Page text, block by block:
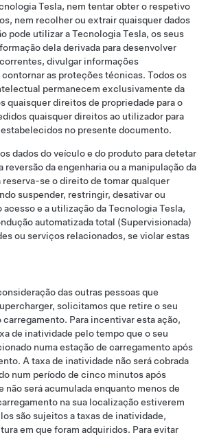
Tesla, nem tentar obter o respetivo
nem recolher ou extrair quaisquer dados
pode utilizar a Tecnologia Tesla, os seus
dela derivada para desenvolver
divulgar informações
as proteções técnicas. Todos os
permanecem exclusivamente da
quaisquer direitos de propriedade para o
quaisquer direitos ao utilizador para
no presente documento.
dados do veículo e do produto para detetar
reversão da engenharia ou a manipulação da
reserva-se o direito de tomar qualquer
suspender, restringir, desativar ou
e a utilização da Tecnologia Tesla,
automatizada total (Supervisionada)
ou serviços relacionados, se violar estas
das outras pessoas que
solicitamos que retire o seu
Para incentivar esta ação,
de inatividade pelo tempo que o seu
numa estação de carregamento após
A taxa de inatividade não será cobrada
num período de cinco minutos após
será acumulada enquanto menos de
na sua localização estiverem
são sujeitos a taxas de inatividade,
em que foram adquiridos. Para evitar